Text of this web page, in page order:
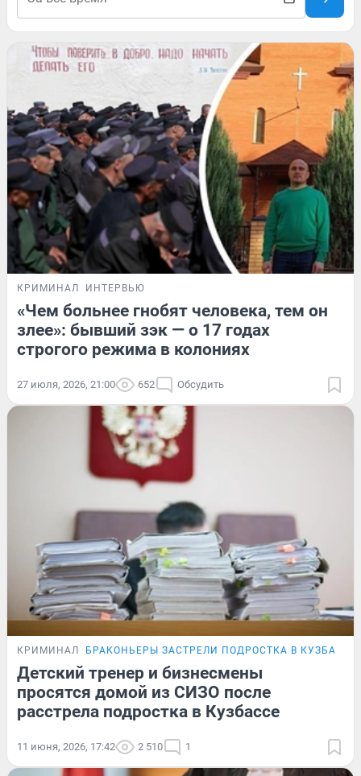
КРИМИНАЛ ИНТЕРВЬЮ
«Чем больнее гнобят человека, тем он
злее»: бывший зэк — о 17 годах
строгого режима в колониях
27 июля, 2026, 21:00 652 Обсудить
КРИМИНАЛ БРАКОНЬЕРЫ ЗАСТРЕЛИ ПОДРОСТКА В КУЗБАССЕ
Детский тренер и бизнесмены
просятся домой из СИЗО после
расстрела подростка в Кузбассе
11 июня, 2026, 17:42 2 510 1